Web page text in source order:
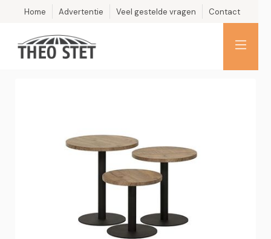
Home Advertentie Veel gestelde vragen Contact